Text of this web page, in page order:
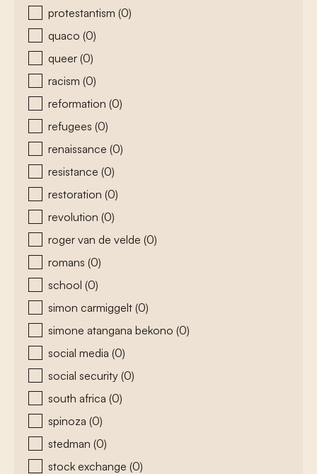
protestantism (0)
quaco (0)
queer (0)
racism (0)
reformation (0)
refugees (0)
renaissance (0)
resistance (0)
restoration (0)
revolution (0)
roger van de velde (0)
romans (0)
school (0)
simon carmiggelt (0)
simone atangana bekono (0)
social media (0)
social security (0)
south africa (0)
spinoza (0)
stedman (0)
stock exchange (0)